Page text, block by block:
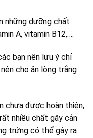
những dưỡng chất
A, vitamin B12,….
bạn nên lưu ý chỉ
cho ăn lòng trắng
chưa được hoàn thiện,
nhiều chất gây cản
trứng có thể gây ra